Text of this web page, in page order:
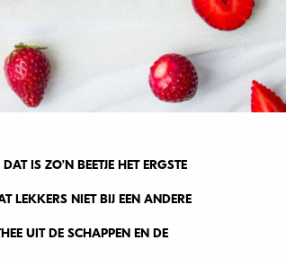
IS ZO’N BEETJE HET ERGSTE
LEKKERS NIET BIJ EEN ANDERE
UIT DE SCHAPPEN EN DE